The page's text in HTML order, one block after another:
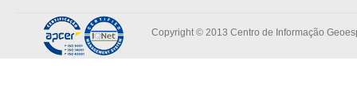
Copyright © 2013 Centro de Informação